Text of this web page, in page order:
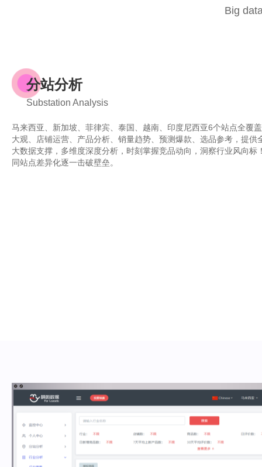
Big
分站分析
Substation Analysis
马来西亚、新加坡、菲律宾、泰国、越南、印度尼西亚6个站点全覆
大观、店铺运营、产品分析、销量趋势、预测爆款、选品参考，提供
大数据支撑，多维度深度分析，时刻掌握竞品动向，洞察行业风向标
同站点差异化逐一击破壁垒。